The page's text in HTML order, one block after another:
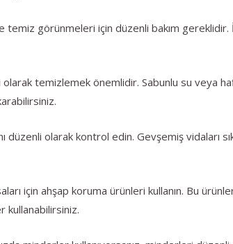
temiz görünmeleri için düzenli bakım gereklidir.
olarak temizlemek önemlidir. Sabunlu su veya
düzenli olarak kontrol edin. Gevşemiş vidaları
için ahşap koruma ürünleri kullanın. Bu
kullanabilirsiniz.